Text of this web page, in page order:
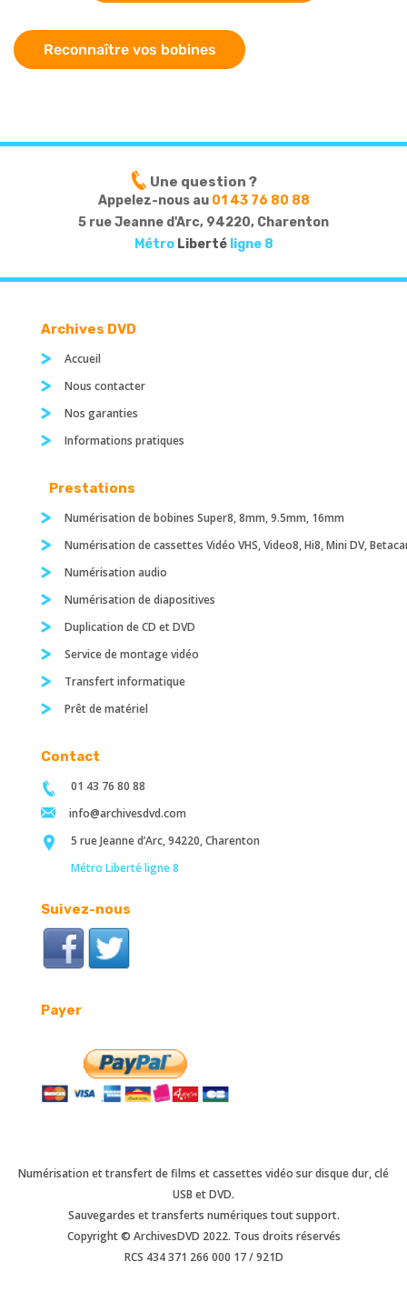
Reconnaître vos bobines
Une question ?
Appelez-nous au 01 43 76 80 88
5 rue Jeanne d'Arc, 94220, Charenton
Métro Libertéligne 8
Archives DVD
Accueil
Nous contacter
Nos garanties
Informations pratiques
Prestations
Numérisation de bobines Super8, 8mm, 9.5mm, 16mm
Numérisation de cassettes Vidéo VHS, Video8, Hi8, Mini DV,
Numérisation audio
Numérisation de diapositives
Duplication de CD et DVD
Service de montage vidéo
Transfert informatique
Prêt de matériel
Contact
01 43 76 80 88
info@archivesdvd.com
5 rue Jeanne d’Arc, 94220, Charenton
Métro Liberté ligne 8
Suivez-nous
Payer
Numérisation et transfert de films et cassettes vidéo sur disque dur, clé
USB et DVD.
Sauvegardes et transferts numériques tout support.
Copyright © ArchivesDVD 2022. Tous droits réservés
RCS 434 371 266 000 17 / 921D